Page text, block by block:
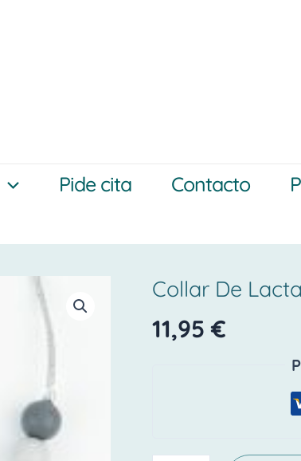
Pide cita Contacto
Collar De
11,95€
Collar
de
Gris